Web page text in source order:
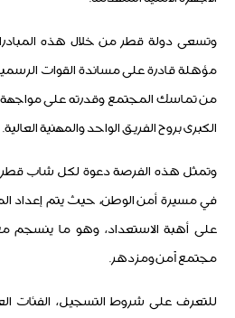
وتسعى دولة قطر من خلال هذه
مؤهلة قادرة على مساندة القوات
من تماسك المجتمع وقدرته على مواجهة
الكبرى بروح الفريق الواحد والمهنية العالية.
وتمثل هذه الفرصة دعوة لكل شاب
في مسيرة أمن الوطن، حيث يتم إعداد
على أهبة الاستعداد، وهو ما ينسجم
مجتمع آمن ومزدهر.
للتعرف على شروط التسجيل، الفئات